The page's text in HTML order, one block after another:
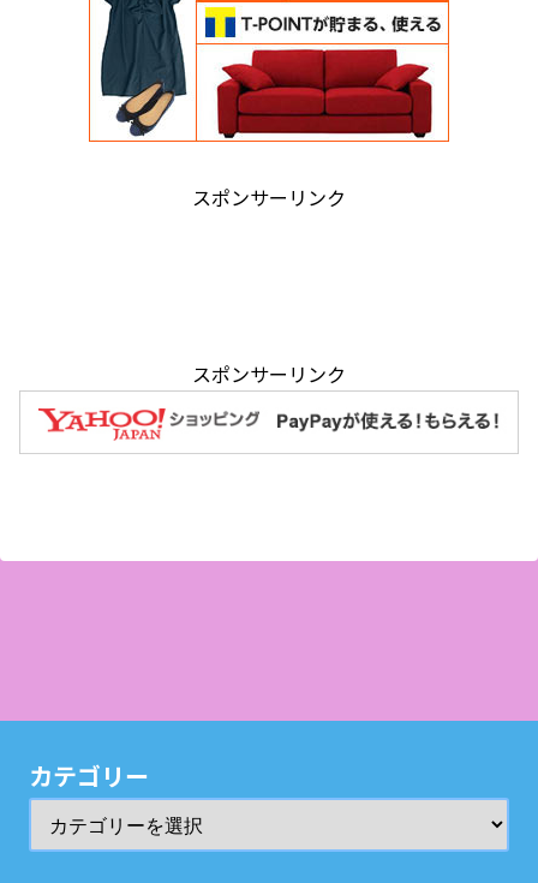
スポンサーリンク
スポンサーリンク
カテゴリー